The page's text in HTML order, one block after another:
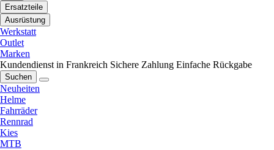
Ersatzteile
Ausrüstung
Werkstatt
Outlet
Marken
Kundendienst in Frankreich Sichere Zahlung Einfache Rückgabe
Suchen
Neuheiten
Helme
Fahrräder
Rennrad
Kies
MTB